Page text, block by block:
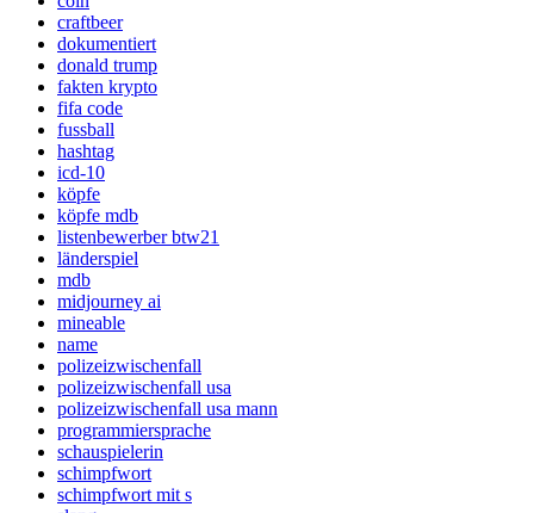
craftbeer
dokumentiert
donald trump
fakten krypto
fifa code
fussball
hashtag
icd-10
köpfe
köpfe mdb
listenbewerber btw21
länderspiel
mdb
midjourney ai
mineable
name
polizeizwischenfall
polizeizwischenfall usa
polizeizwischenfall usa mann
programmiersprache
schauspielerin
schimpfwort
schimpfwort mit s